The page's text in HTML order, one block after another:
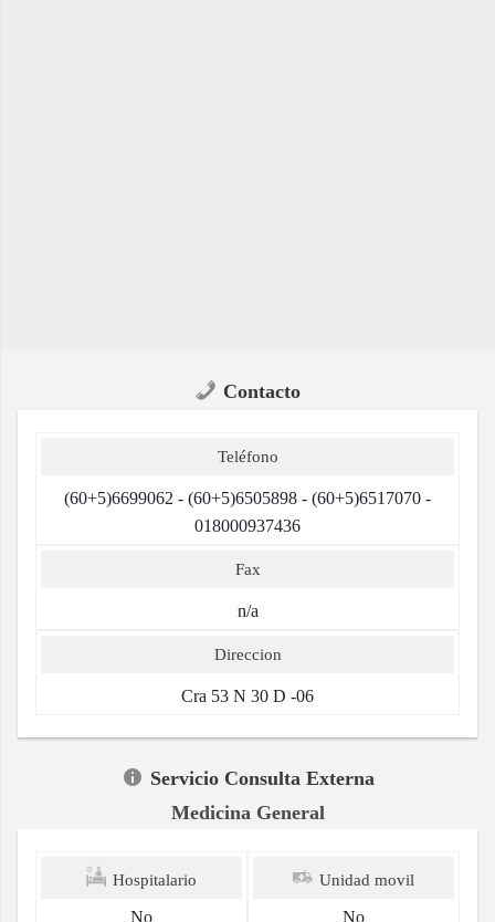
Contacto
Teléfono
(60+5)6699062 - (60+5)6505898 - (60+5)6517070 -
018000937436
Fax
n/a
Direccion
Cra 53 N 30 D -06
Servicio Consulta Externa
Medicina General
Hospitalario
No
Unidad movil
No